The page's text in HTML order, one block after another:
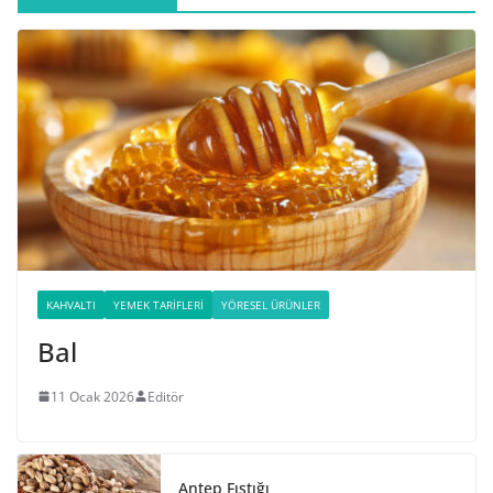
KAHVALTI YEMEK TARIFLERI YÖRESEL ÜRÜNLER
Bal
11 Ocak 2026 Editör
Antep Fıstığı